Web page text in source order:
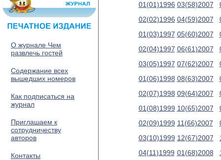
О журнале Чем
развлечь гостей
Содержание всех
вышедших номеров
Как подписаться на
журнал
Приглашаем к
сотрудничеству
авторов
Контакты
01(01)1996
02(02)1996
01(03)1997
02(04)1997
03(05)1997
01(06)1998
02(07)1998
01(08)1999
02(09)1999
03(10)1999
04(11)1999
03(58)2007
04(59)2007
05(60)2007
06(61)2007
07(62)2007
08(63)2007
09(64)2007
10(65)2007
11(66)2007
12(67)2007
01(68)2008